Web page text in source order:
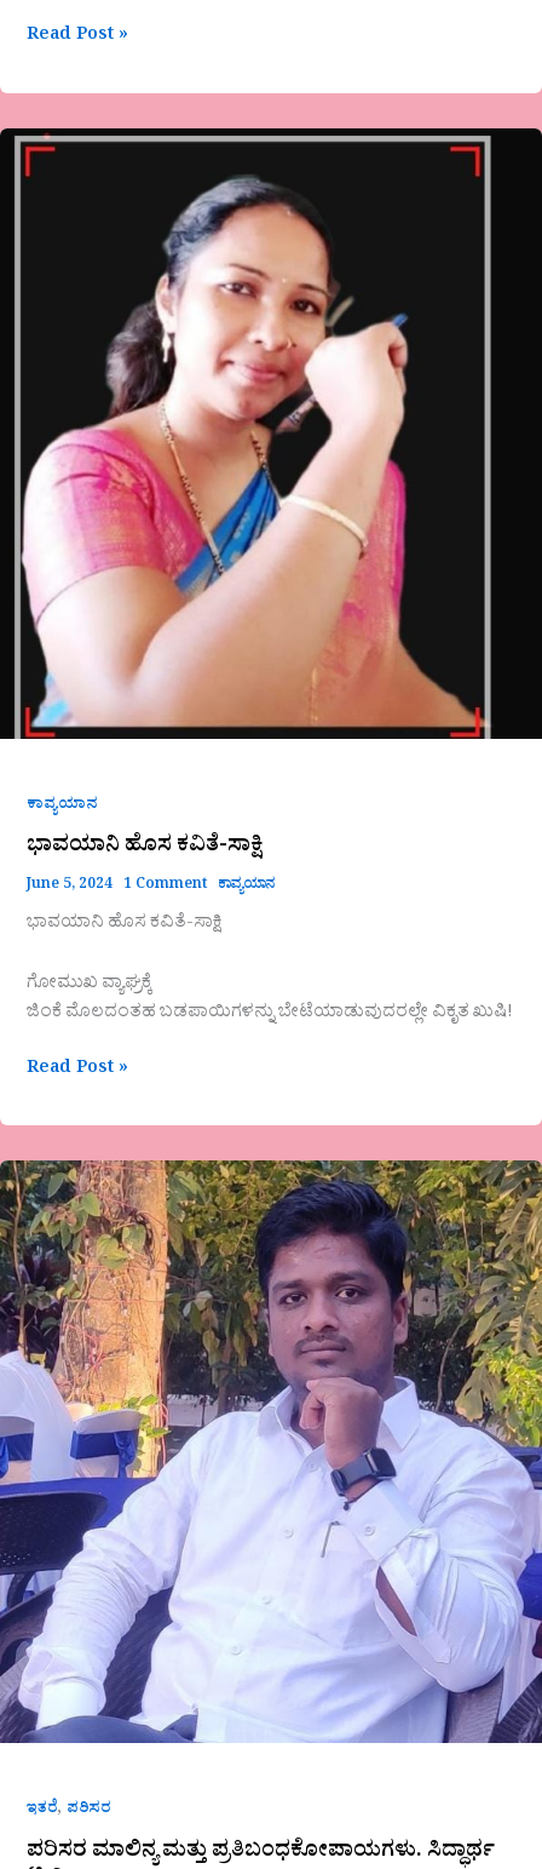
Read Post »
ಕಾವ್ಯಯಾನ
ಭಾವಯಾನಿ ಹೊಸ ಕವಿತೆ-ಸಾಕ್ಷಿ
June 5, 2024 1 Comment ಕಾವ್ಯಯಾನ
ಭಾವಯಾನಿ ಹೊಸ ಕವಿತೆ-ಸಾಕ್ಷಿ
ಗೋಮುಖ ವ್ಯಾಘ್ರಕ್ಕೆ
ಜಿಂಕೆ ಮೊಲದಂತಹ ಬಡಪಾಯಿಗಳನ್ನು ಬೇಟೆಯಾಡುವುದರಲ್ಲೇ ವಿಕೃತ ಖುಷಿ!
ಭಾವಯಾನಿ
ಹೊಸ
Read Post »
ಇತರೆ, ಪರಿಸರ
ಪರಿಸರ ಮಾಲಿನ್ಯ ಮತ್ತು ಪ್ರತಿಬಂಧಕೋಪಾಯಗಳು. ಸಿದ್ಧಾರ್ಥ
ಪರಿಸರ
ಮಾಲಿನ್ಯ
ಮತ್ತು
ಪ್ರತಿಬಂಧಕೋಪಾಯಗಳು.
ಸಿದ್ಧಾರ್ಥ
ಟಿ
ಮಿತ್ರಾ